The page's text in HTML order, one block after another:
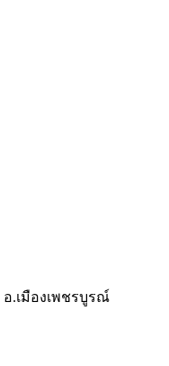
อ.เมืองเพชรบูรณ์